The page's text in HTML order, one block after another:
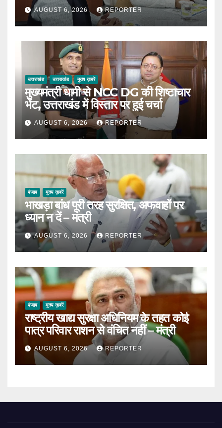
AUGUST 6, 2026 REPORTER
उत्तराखंड उत्तराखंड मुख्य ख़बरें
मुख्यमंत्री धामी से NCC DG की शिष्टाचार
भेंट, उत्तराखंड में विस्तार पर हुई चर्चा
AUGUST 6, 2026 REPORTER
पंजाब मुख्य ख़बरें
भाखड़ा बांध पूरी तरह सुरक्षित, अफवाहों पर
ध्यान न दें – मंत्री
AUGUST 6, 2026 REPORTER
पंजाब मुख्य ख़बरें
राष्ट्रीय खाद्य सुरक्षा अधिनियम के तहत कोई
पात्र परिवार राशन से वंचित नहीं – मंत्री
AUGUST 6, 2026 REPORTER